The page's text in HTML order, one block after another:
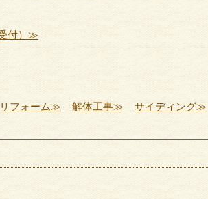
付）≫
リフォーム≫ 解体工事≫ サイディング≫